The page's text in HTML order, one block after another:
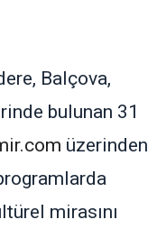
Balçova,
bulunan 31
üzerinden
mirasını